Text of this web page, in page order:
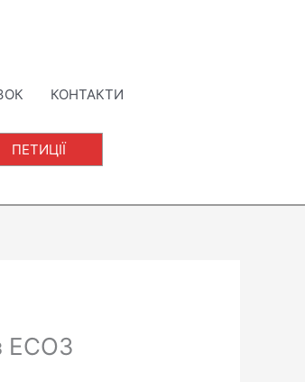
КОНТАКТИ
ПЕТИЦІЇ
ЕСОЗ